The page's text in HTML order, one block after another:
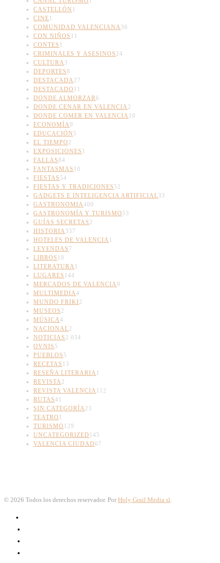
CASTELLÓN 1
CINE1
COMUNIDAD VALENCIANA36
CON NIÑOS 11
CONTES 1
CRIMINALES Y ASESINOS 24
CULTURA3
DEPORTES8
DESTACADA27
DESTACADO 11
DONDE ALMORZAR6
DONDE CENAR EN VALENCIA2
DONDE COMER EN VALENCIA10
ECONOMÍA9
EDUCACIÓN 5
EL TIEMPO 2
EXPOSICIONES 1
FALLAS84
FANTASMAS 10
FIESTAS 54
FIESTAS Y TRADICIONES 52
GADGETS E INTELIGENCIA ARTIFICIAL33
GASTRONOMIA400
GASTRONOMÍA Y TURISMO 53
GUÍAS SECRETAS 2
HISTORIA337
HOTELES DE VALENCIA1
LEYENDAS 7
LIBROS 10
LITERATURA1
LUGARES 144
MERCADOS DE VALENCIA9
MULTIMEDIA4
MUNDO FRIKI2
MUSEOS 2
MÚSICA4
NACIONAL2
NOTICIAS 2.034
OVNIS 5
PUEBLOS 5
RECETAS 13
RESEÑA LITERARIA1
REVISTA2
REVISTA VALENCIA112
RUTAS41
SIN CATEGORÍA23
TEATRO 1
TURISMO 129
UNCATEGORIZED 145
VALENCIA CIUDAD67
© 2026 Todos los derechos reservador. Por Holy Grail Media sl